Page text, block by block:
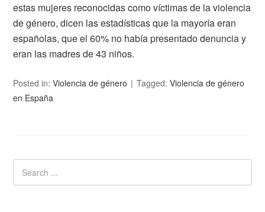
estas mujeres reconocidas como víctimas de la violencia
de género, dicen las estadísticas que la mayoría eran
españolas, que el 60% no había presentado denuncia y
eran las madres de 43 niños.
Posted in:Violencia de género Tagged:Violencia de género
en España